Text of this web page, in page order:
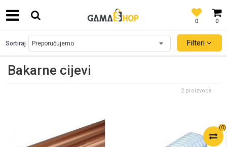
0
0
SIGURNO PLAĆANJE PLATNIM KARTICAMA!
(0)
Bakarne cijevi
Sortiraj Filteri
2 proizvoda